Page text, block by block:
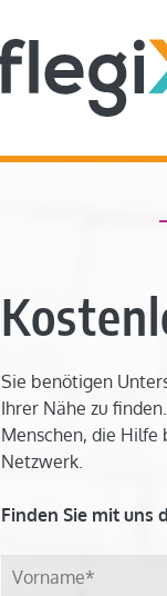
Sie benötigen
Ihrer Nähe zu
Menschen, die Hilfe
Netzwerk.
Finden Sie mit uns